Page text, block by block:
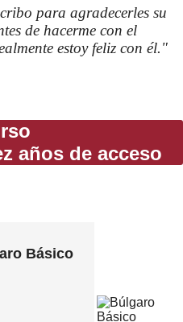
para agradecerles su
de hacerme con el
estoy feliz con él."
años de acceso
Básico